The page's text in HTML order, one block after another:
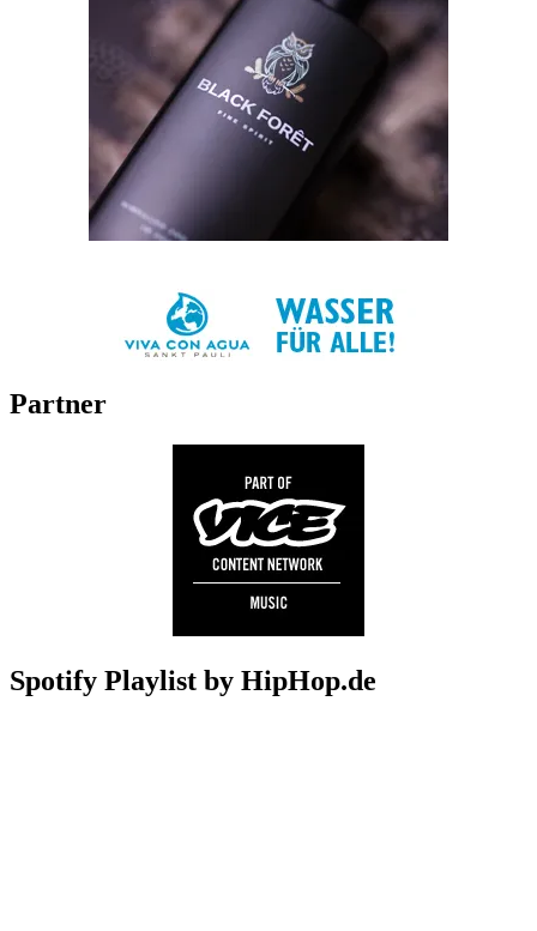
Partner
Spotify Playlist by HipHop.de